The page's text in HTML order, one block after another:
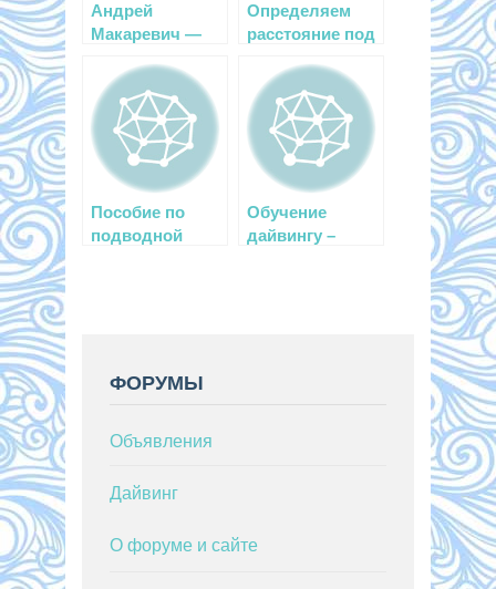
Андрей
Макаревич —
дайвингом
может любой
Определяем
расстояние под
Пособие по
подводной
Обучение
дайвингу –
ФОРУМЫ
Объявления
Дайвинг
О форуме и сайте